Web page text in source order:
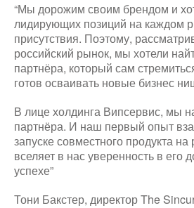
“Мы дорожим своим брендом и
лидирующих позиций на каждом
присутствия. Поэтому,
российский рынок, мы хотели
партнёра, который сам
готов осваивать новые бизнес
В лице холдинга Випсервис, мы
партнёра. И наш первый опыт
запуске совместного продукта
вселяет в нас уверенность в его
успехе”
Тони Бакстер, директор The